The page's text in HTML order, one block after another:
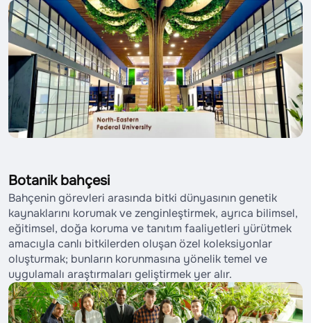
Botanik bahçesi
Bahçenin görevleri arasında bitki dünyasının genetik
kaynaklarını korumak ve zenginleştirmek, ayrıca bilimsel,
eğitimsel, doğa koruma ve tanıtım faaliyetleri yürütmek
amacıyla canlı bitkilerden oluşan özel koleksiyonlar
oluşturmak; bunların korunmasına yönelik temel ve
uygulamalı araştırmaları geliştirmek yer alır.